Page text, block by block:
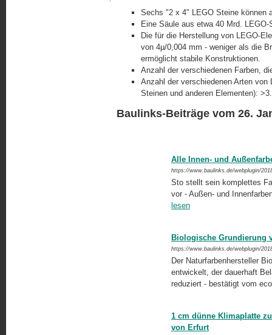
Sechs "2 x 4" LEGO Steine können
Eine Säule aus etwa 40 Mrd.
Die für die Herstellung von LEGO-
von 4µ/0,004 mm - weniger als die
ermöglicht stabile Konstruktionen.
Anzahl der verschiedenen Farben,
Anzahl der verschiedenen Arten
Steinen und anderen Elementen):
Baulinks-Beiträge vom 26.
Alle Innen- und
https://www.baulinks.de/webplugin/
Sto stellt sein komplettes
vor - Außen- und
lesen
Biologische Grundierung
https://www.baulinks.de/webplugin/
Der Naturfarbenhersteller
entwickelt, der dauerhaft
reduziert - bestätigt vom
1 cm dünne Klimaplatte
von Erfurt